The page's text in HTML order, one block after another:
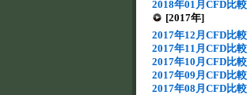
2018年01月CFD比較
[2017年]
2017年12月CFD比較
2017年11月CFD比較
2017年10月CFD比較
2017年09月CFD比較
2017年08月CFD比較